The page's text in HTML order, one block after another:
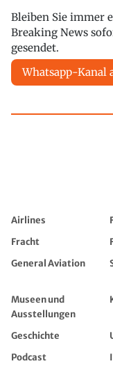
Bleiben Sie immer
Breaking News
gesendet.
Whatsapp-Kanal
Airlines
Fracht
General Aviation
Museen und
Ausstellungen
Geschichte
Podcast